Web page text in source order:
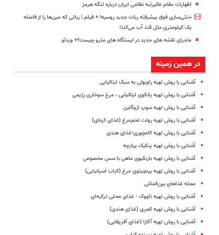
اظهارات مقام عالیرتبه نظامی ایران درباره تنگه هرمز
خنثی‌سازی فوق پیشرفته ربات جدید روسیه! + فیلم | رباتی که مین‌ها را از فاصله
یک کیلومتری مثل قند آب می‌کند!
ماجرای نقشه های جدید در ایستگاه های مترو چیست؟+ ویدئو
در همین زمینه
آشنایی با روش تهیه راویولی به سبک ایتالیایی
آشنایی با روش تهیه پانکوی ایتالیایی ، مرغ سوخاری رژیمی
آشنایی با روش تهیه سوپ ازوگلین
آشنایی با روش تهیه رولت تخم‌مرغ (غذای کره‌ای)
آشنایی با روش تهیه کامچوری؛غذای هندی
آشنایی با روش تهیه پنکیک پیازچه
آشنایی با روش تهیه باربکیوی ماهی با سس مخصوص
آشنایی با روش تهیه پینچیتوی مرغ (کباب اسپانیایی)
مجله غذاهای بین‌المللی
آشنایی با روش تهیه تاووک - غذای محلی ترکیه‌ای
آشنایی با روش تهیه کجری (غذای هندی)
آشنایی با روش تهیه آکارا (غذای آفریقایی)